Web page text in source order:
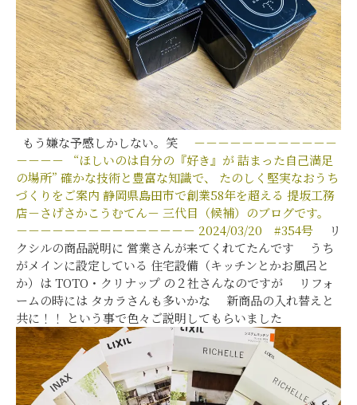
もう嫌な予感しかしない。笑 －－－－－－－－－－－－
－－－－
“ほしいのは自分の『好き』が詰まった自己満足
の場所” 確かな技術と豊富な知識で、
たのしく堅実なおうち
づくりをご案内 静岡県島田市で創業58年を超える 提坂工務
店－さげさかこうむてん－ 三代目（候補）のブログです。
－－－－－－－－－－－－－－－ 2024/03/20 #354号 リ
クシルの商品説明に 営業さんが来てくれてたんです うち
がメインに設定している 住宅設備（キッチンとかお風呂と
か）は TOTO・クリナップ の２社さんなのですが リフォ
ームの時には タカラさんも多いかな 新商品の入れ替えと
共に！！ という事で色々ご説明してもらいました